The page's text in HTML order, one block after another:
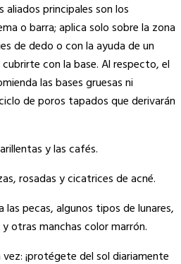
aliados principales son los
o barra; aplica solo sobre la zona
de dedo o con la ayuda de un
con la base. Al respecto, el
las bases gruesas ni
de poros tapados que derivarán
y las cafés.
rosadas y cicatrices de acné.
las pecas, algunos tipos de lunares,
otras manchas color marrón.
¡protégete del sol diariamente